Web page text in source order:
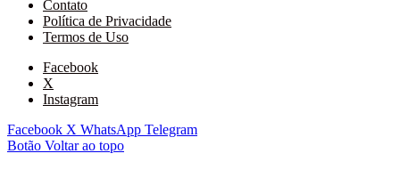
Contato
Política de Privacidade
Termos de Uso
Facebook
X
Instagram
Facebook X WhatsApp Telegram
Botão Voltar ao topo